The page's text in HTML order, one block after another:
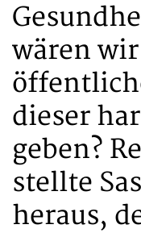
wären
dieser
geben?
stellte
heraus,